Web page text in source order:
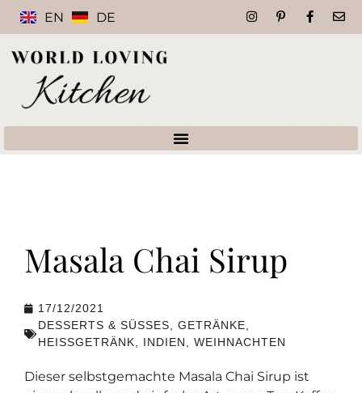
EN DE
Masala Chai Sirup
17/12/2021
DESSERTS & SÜSSES
, GETRÄNKE,
HEISSGETRÄNK
, INDIEN, WEIHNACHTEN
Dieser selbstgemachte Masala Chai Sirup ist